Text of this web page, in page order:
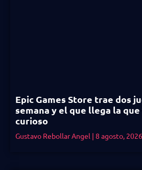
Epic Games Store trae dos
semana y el que llega la
curioso
Gustavo Rebollar Angel 8 agosto, 2026